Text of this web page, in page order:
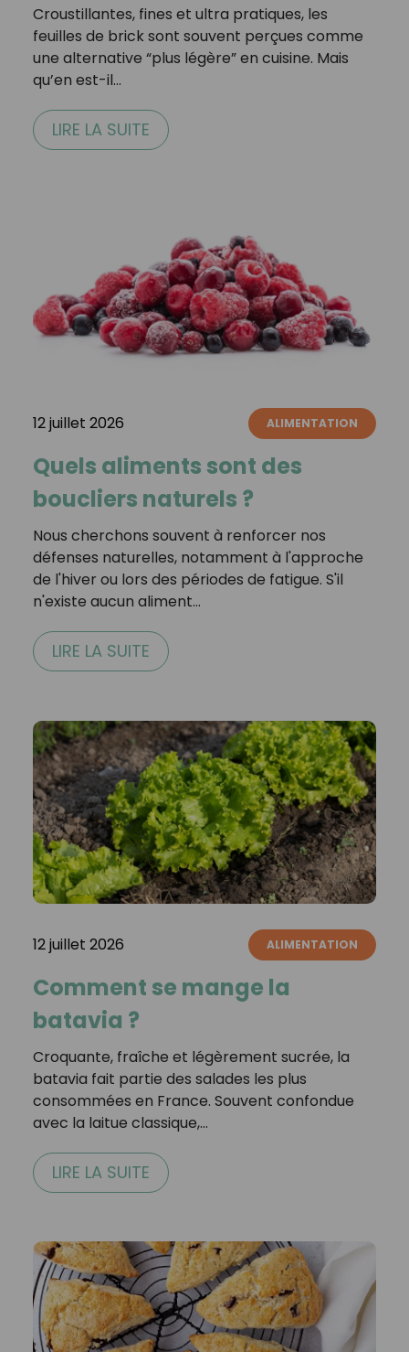
Croustillantes, fines et ultra pratiques, les
feuilles de brick sont souvent perçues comme
une alternative “plus légère” en cuisine. Mais
qu’en est-il…
LIRE LA SUITE
12 juillet 2026 ALIMENTATION
Quels aliments sont des
boucliers naturels ?
Nous cherchons souvent à renforcer nos
défenses naturelles, notamment à l'approche
de l'hiver ou lors des périodes de fatigue. S'il
n'existe aucun aliment…
LIRE LA SUITE
12 juillet 2026 ALIMENTATION
Comment se mange la
batavia ?
Croquante, fraîche et légèrement sucrée, la
batavia fait partie des salades les plus
consommées en France. Souvent confondue
avec la laitue classique,…
LIRE LA SUITE